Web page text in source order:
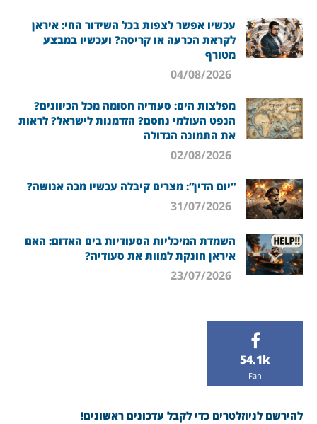
עכשיו אפשר לצפות בכל השידור החי: איראן
לקראת הכרעה או קריסה? ועכשיו במבצע
מטורף
מפלצות הים: סעודיה חסומה מכל הכיוונים?
הנפט העולמי נחסם? הזדמנות לישראל? לראות
את התמונה הגדולה
“יום הדין”: מצרים קיבלה עכשיו מכה אנושה?
השמדת המיכליות הסעודיות בים האדום: האם
איראן חונקת למוות את סעודיה?
54.1k
Fan
להירשם לניוזלטרים כדי לקבל עדכונים ראשונים!